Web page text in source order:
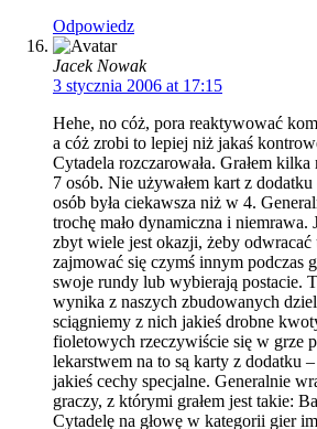
Odpowiedz
Jacek Nowak
3 stycznia 2006 at 17:15
Hehe, no cóż, pora reaktywować
a cóż zrobi to lepiej niż jakaś
Cytadela rozczarowała. Grałem
7 osób. Nie używałem kart z
osób była ciekawsza niż w 4.
trochę mało dynamiczna i niemrawa.
zbyt wiele jest okazji, żeby odwracać
zajmować się czymś innym podczas
swoje rundy lub wybierają postacie.
wynika z naszych zbudowanych
sciągniemy z nich jakieś drobne
fioletowych rzeczywiście się w grze
lekarstwem na to są karty z dodatku
jakieś cechy specjalne. Generalnie
graczy, z którymi grałem jest takie:
Cytadelę na głowę w kategorii gier